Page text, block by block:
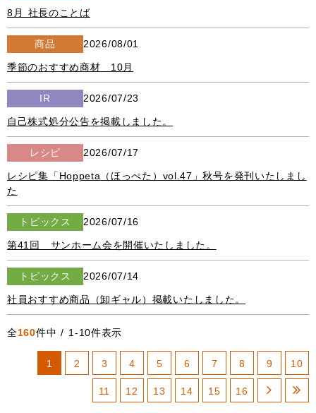
8月 社長のことば
商品 2026/08/01
季節のおすすめ商材 10月
IR 2026/07/23
自己株式処分公告を掲載しました。
レシピ 2026/07/17
レシピ集「Hoppeta（ほっぺた）vol.47」秋号を発刊いたしまし
た
トピックス 2026/07/16
第41回 サンホーム会を開催いたしました。
トピックス 2026/07/14
社員おすすめ商品（卸ギャル）掲載いたしました。
全160件中 / 1-10件表示
1 2 3 4 5 6 7 8 9 10
11 12 13 14 15 16